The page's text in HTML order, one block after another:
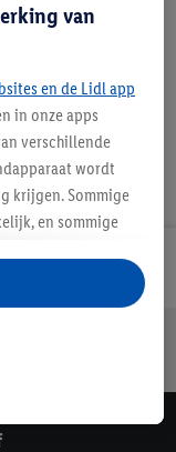
van
en de Lidl app
in onze apps
verschillende
wordt
krijgen. Sommige
en sommige
en
van
de Lidl-diensten.
ook voor de
personaliseren